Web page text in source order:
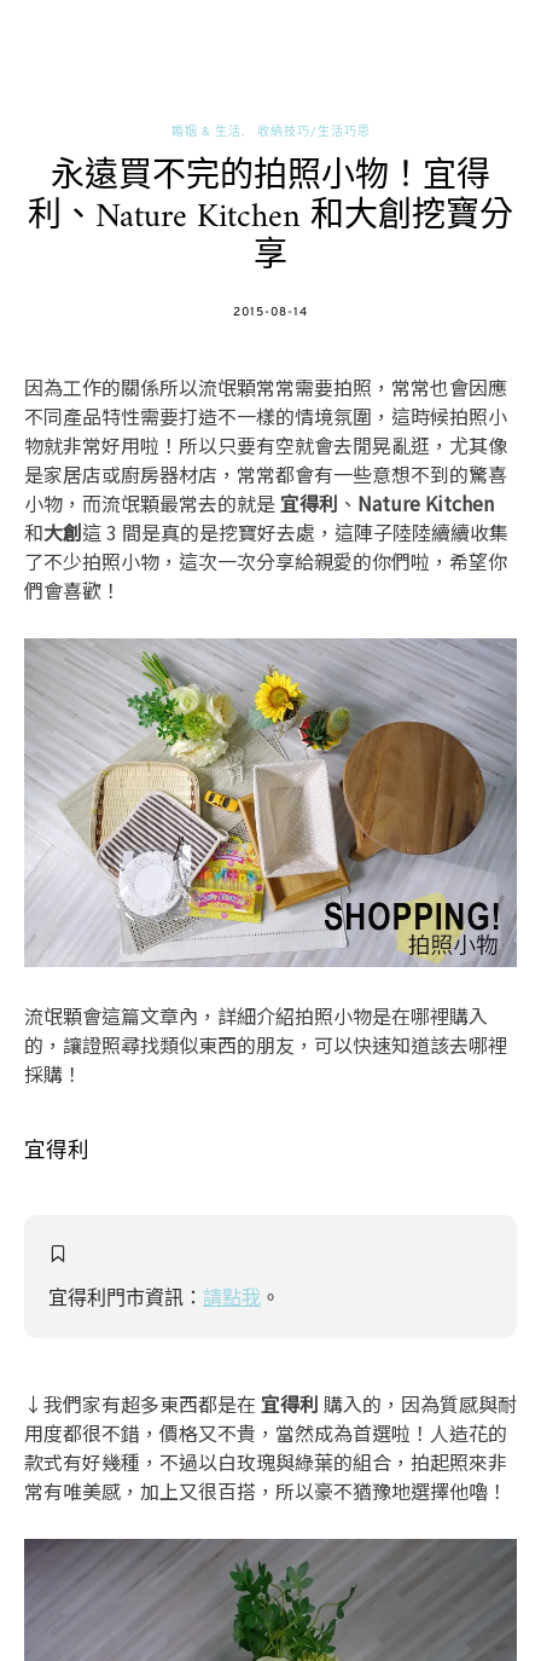
婚姻 & 生活 收納技巧/生活巧思
永遠買不完的拍照小物！宜得
利、Nature Kitchen 和大創挖寶分
享
POSTED
2015-08-14
因為工作的關係所以流氓顆常常需要拍照，常常也會因應
不同產品特性需要打造不一樣的情境氛圍，這時候拍照小
物就非常好用啦！所以只要有空就會去閒晃亂逛，尤其像
是家居店或廚房器材店，常常都會有一些意想不到的驚喜
小物，而流氓顆最常去的就是宜得利 、 Nature Kitchen
和大創這 3 間是真的是挖寶好去處，這陣子陸陸續續收集
了不少拍照小物，這次一次分享給親愛的你們啦，希望你
們會喜歡！
流氓顆會這篇文章內，詳細介紹拍照小物是在哪裡購入
的，讓證照尋找類似東西的朋友，可以快速知道該去哪裡
採購！
宜得利
宜得利門市資訊： 請點我 。
↓我們家有超多東西都是在 宜得利 購入的，因為質感與耐
用度都很不錯，價格又不貴，當然成為首選啦！人造花的
款式有好幾種，不過以白玫瑰與綠葉的組合，拍起照來非
常有唯美感，加上又很百搭，所以豪不猶豫地選擇他嚕！